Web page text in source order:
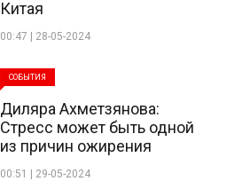
Китая
00:47 | 28-05-2024
СОБЫТИЯ
Диляра Ахметзянова:
Стресс может быть одной
из причин ожирения
00:51 | 29-05-2024